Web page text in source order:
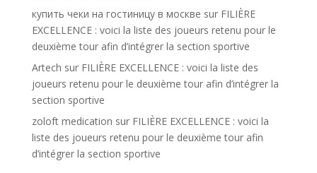
купить чеки на гостиницу в москве sur FILIÈRE
EXCELLENCE : voici la liste des joueurs retenu pour le
deuxième tour afin d’intégrer la section sportive
Artech sur FILIÈRE EXCELLENCE : voici la liste des
joueurs retenu pour le deuxième tour afin d’intégrer la
section sportive
zoloft medication sur FILIÈRE EXCELLENCE : voici la
liste des joueurs retenu pour le deuxième tour afin
d’intégrer la section sportive